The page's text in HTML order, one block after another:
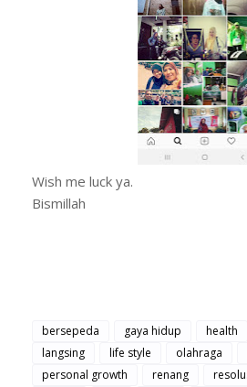
Wish me luck ya.
Bismillah
bersepeda gaya hidup health
langsing
life style olahraga
personal growth
renang